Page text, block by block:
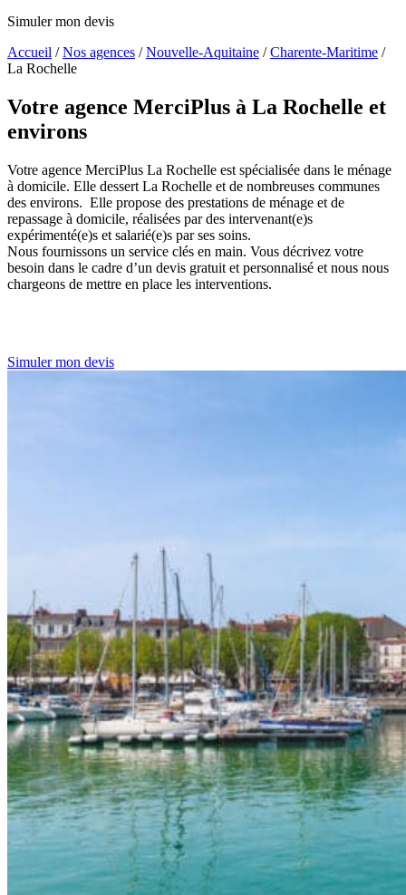
Simuler mon devis
Accueil /Nos agences /Nouvelle-Aquitaine /Charente-Maritime /
La Rochelle
Votre agence MerciPlus à La Rochelle et
environs
Votre agence MerciPlus La Rochelle est spécialisée dans le ménage
à domicile. Elle dessert La Rochelle et de nombreuses communes
des environs. Elle propose des prestations de ménage et de
repassage à domicile, réalisées par des intervenant(e)s
expérimenté(e)s et salarié(e)s par ses soins.
Nous fournissons un service clés en main. Vous décrivez votre
besoin dans le cadre d’un devis gratuit et personnalisé et nous nous
chargeons de mettre en place les interventions.
Simuler mon devis